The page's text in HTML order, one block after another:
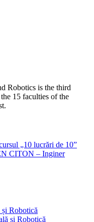
Robotics is the third
15 faculties of the
„10 lucrări de 10”
CITON – Inginer
Robotică
și Robotică